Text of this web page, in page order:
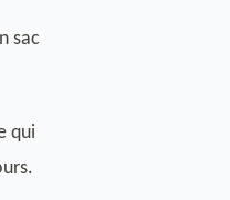
sac
qui